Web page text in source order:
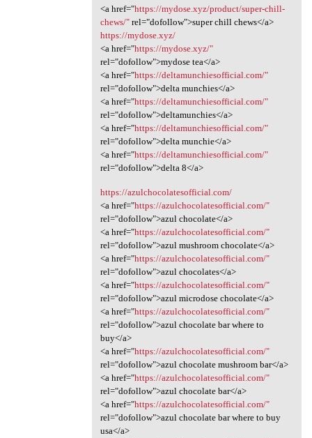
<a href="https://mydose.xyz/product/super-chill-
chews/"rel="dofollow">super chill chews</a>
https://mydose.xyz/
<a href="https://mydose.xyz/"
rel="dofollow">mydose tea</a>
<a href="https://deltamunchiesofficial.com/"
rel="dofollow">delta munchies</a>
<a href="https://deltamunchiesofficial.com/"
rel="dofollow">deltamunchies</a>
<a href="https://deltamunchiesofficial.com/"
rel="dofollow">delta munchie</a>
<a href="https://deltamunchiesofficial.com/"
rel="dofollow">delta 8</a>
https://azulchocolatesofficial.com/
<a href="https://azulchocolatesofficial.com/"
rel="dofollow">azul chocolate</a>
<a href="https://azulchocolatesofficial.com/"
rel="dofollow">azul mushroom chocolate</a>
<a href="https://azulchocolatesofficial.com/"
rel="dofollow">azul chocolates</a>
<a href="https://azulchocolatesofficial.com/"
rel="dofollow">azul microdose chocolate</a>
<a href="https://azulchocolatesofficial.com/"
rel="dofollow">azul chocolate bar where to
buy</a>
<a href="https://azulchocolatesofficial.com/"
rel="dofollow">azul chocolate mushroom bar</a>
<a href="https://azulchocolatesofficial.com/"
rel="dofollow">azul chocolate bar</a>
<a href="https://azulchocolatesofficial.com/"
rel="dofollow">azul chocolate bar where to buy
usa</a>